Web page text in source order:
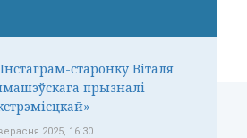
старонку Віталя
прызналі
2025, 16:30